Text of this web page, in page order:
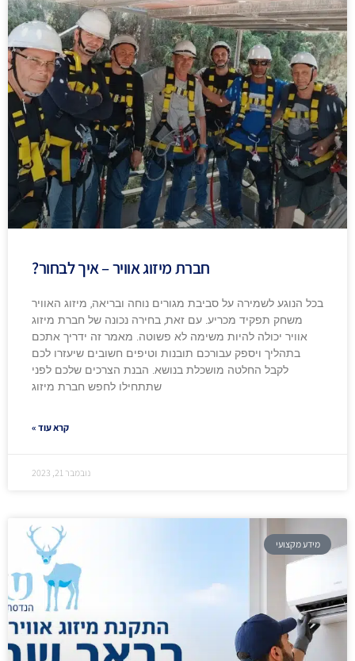
חברת מיזוג אוויר – איך לבחור?
בכל הנוגע לשמירה על סביבת מגורים נוחה ובריאה, מיזוג האוויר
משחק תפקיד מכריע. עם זאת, בחירה נכונה של חברת מיזוג
אוויר יכולה להיות משימה לא פשוטה. מאמר זה ידריך אתכם
בתהליך ויספק עבורכם תובנות וטיפים חשובים שיעזרו לכם
לקבל החלטה מושכלת בנושא. הבנת הצרכים שלכם לפני
שתתחילו לחפש חברת מיזוג
קרא עוד »
נובמבר 21, 2023
מידע מקצועי